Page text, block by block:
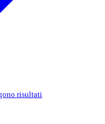
risultati